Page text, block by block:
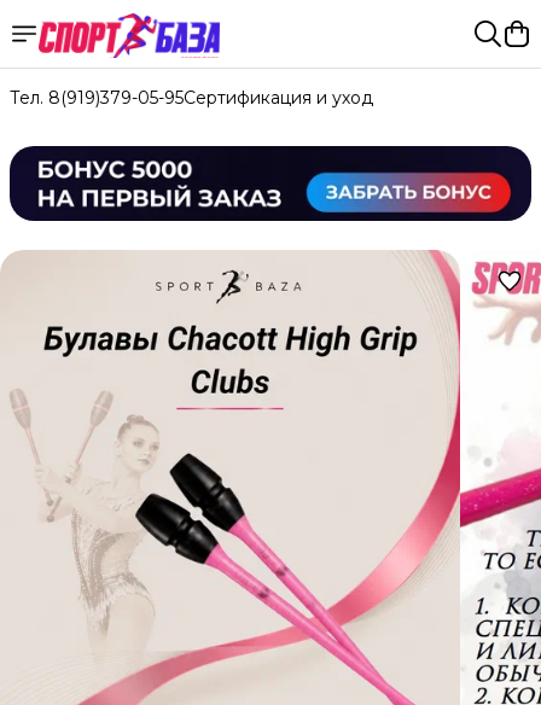
Тел. 8(919)379-05-95Сертификация и уход